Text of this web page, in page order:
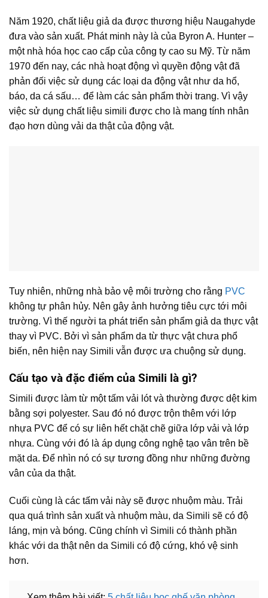
Năm 1920, chất liệu giả da được thương hiệu Naugahyde
đưa vào sản xuất. Phát minh này là của Byron A. Hunter –
một nhà hóa học cao cấp của công ty cao su Mỹ. Từ năm
1970 đến nay, các nhà hoạt động vì quyền động vật đã
phản đối việc sử dụng các loại da động vật như da hổ,
báo, da cá sấu… để làm các sản phẩm thời trang. Vì vậy
việc sử dụng chất liệu simili được cho là mang tính nhân
đạo hơn dùng vải da thật của động vật.
Tuy nhiên, những nhà bảo vệ môi trường cho rằng PVC
không tự phân hủy. Nên gây ảnh hưởng tiêu cực tới môi
trường. Vì thế người ta phát triển sản phẩm giả da thực vật
thay vì PVC. Bởi vì sản phẩm da từ thực vật chưa phổ
biến, nên hiện nay Simili vẫn được ưa chuộng sử dụng.
Cấu tạo và đặc điểm của Simili là gì?
Simili được làm từ một tấm vải lót và thường được dệt kim
bằng sợi polyester. Sau đó nó được trộn thêm với lớp
nhựa PVC để có sự liên hết chặt chẽ giữa lớp vải và lớp
nhựa. Cùng với đó là áp dụng công nghệ tạo vân trên bề
mặt da. Để nhìn nó có sự tương đồng như những đường
vân của da thật.
Cuối cùng là các tấm vải này sẽ được nhuộm màu. Trải
qua quá trình sản xuất và nhuộm màu, da Simili sẽ có độ
láng, mịn và bóng. Cũng chính vì Simili có thành phần
khác với da thật nên da Simili có độ cứng, khó vệ sinh
hơn.